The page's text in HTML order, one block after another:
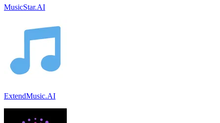
MusicStar.AI
ExtendMusic.AI